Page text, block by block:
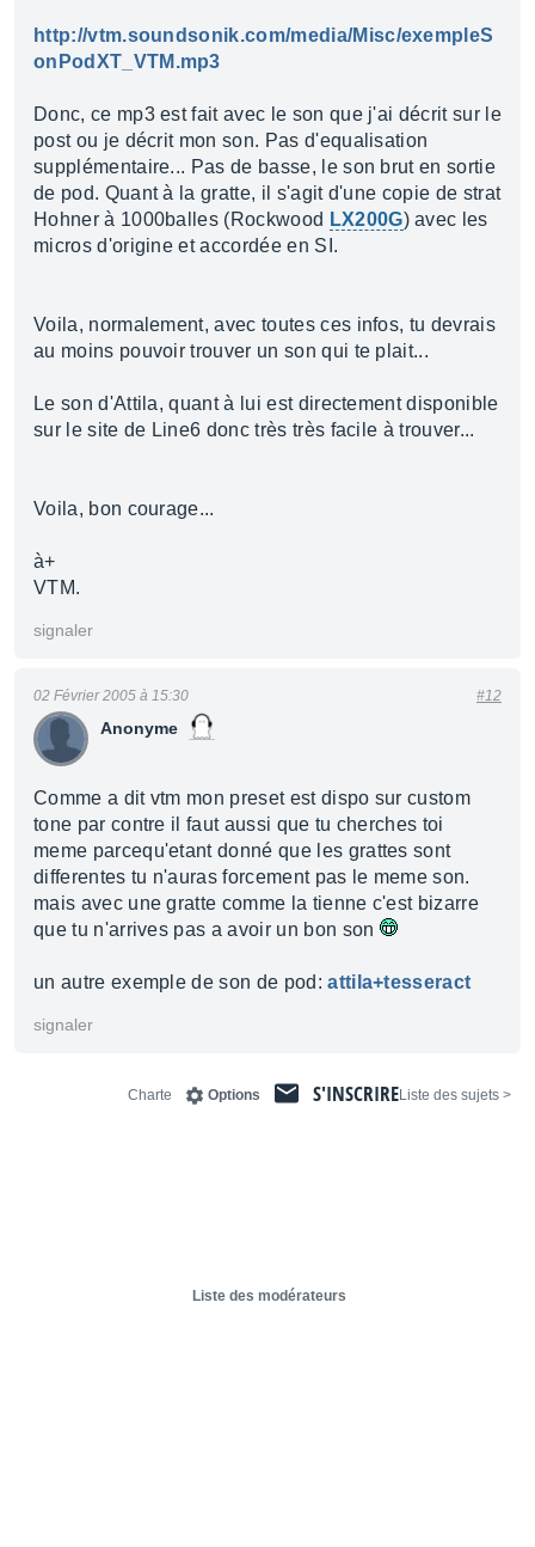
http://vtm.soundsonik.com/media/Misc/exempleS
onPodXT_VTM.mp3
Donc, ce mp3 est fait avec le son que j'ai décrit sur le
post ou je décrit mon son. Pas d'equalisation
supplémentaire... Pas de basse, le son brut en sortie
de pod. Quant à la gratte, il s'agit d'une copie de strat
Hohner à 1000balles (Rockwood LX200G) avec les
micros d'origine et accordée en SI.
Voila, normalement, avec toutes ces infos, tu devrais
au moins pouvoir trouver un son qui te plait...
Le son d'Attila, quant à lui est directement disponible
sur le site de Line6 donc très très facile à trouver...
Voila, bon courage...
à+
VTM.
signaler
Anonyme
02 Février 2005 à 15:30 #12
Comme a dit vtm mon preset est dispo sur custom
tone par contre il faut aussi que tu cherches toi
meme parcequ'etant donné que les grattes sont
differentes tu n'auras forcement pas le meme son.
mais avec une gratte comme la tienne c'est bizarre
que tu n'arrives pas a avoir un bon son
un autre exemple de son de pod:attila+tesseract
signaler
< Liste des sujets
S'INSCRIRE
Options
Charte
Liste des modérateurs